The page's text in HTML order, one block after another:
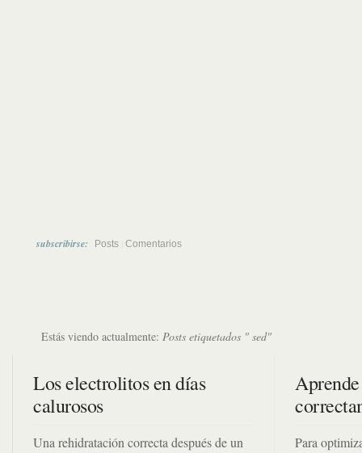
subscribirse: Posts Comentarios
Estás viendo actualmente: Posts etiquetados " sed"
Los electrolitos en días
calurosos
Una rehidratación correcta después de un
Para